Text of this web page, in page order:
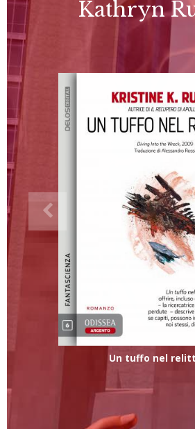
Kathryn
Un tuffo nel